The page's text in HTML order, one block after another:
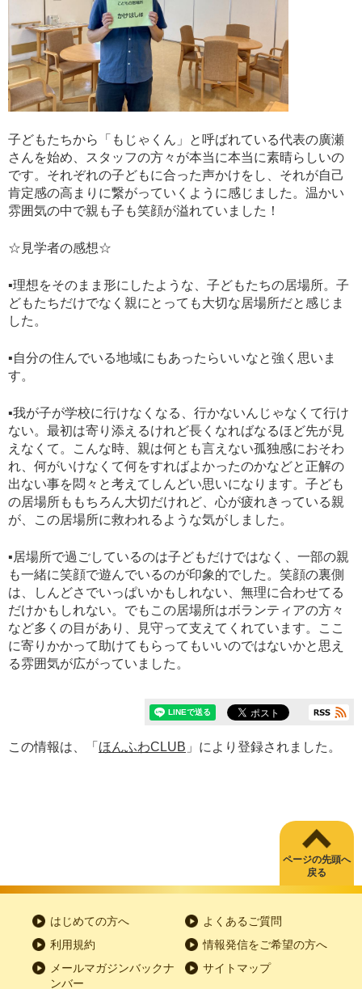
子どもたちから「もじゃくん」と呼ばれている代表の廣瀬
さんを始め、スタッフの方々が本当に本当に素晴らしいの
です。それぞれの子どもに合った声かけをし、それが自己
肯定感の高まりに繋がっていくように感じました。温かい
雰囲気の中で親も子も笑顔が溢れていました！
☆見学者の感想☆
▪︎理想をそのまま形にしたような、子どもたちの居場所。子
どもたちだけでなく親にとっても大切な居場所だと感じま
した。
▪︎自分の住んでいる地域にもあったらいいなと強く思いま
す。
▪︎我が子が学校に行けなくなる、行かないんじゃなくて行け
ない。最初は寄り添えるけれど長くなればなるほど先が見
えなくて。こんな時、親は何とも言えない孤独感におそわ
れ、何がいけなくて何をすればよかったのかなどと正解の
出ない事を悶々と考えてしんどい思いになります。子ども
の居場所ももちろん大切だけれど、心が疲れきっている親
が、この居場所に救われるような気がしました。
▪︎居場所で過ごしているのは子どもだけではなく、一部の親
も一緒に笑顔で遊んでいるのが印象的でした。笑顔の裏側
は、しんどさでいっぱいかもしれない、無理に合わせてる
だけかもしれない。でもこの居場所はボランティアの方々
など多くの目があり、見守って支えてくれています。ここ
に寄りかかって助けてもらってもいいのではないかと思え
る雰囲気が広がっていました。
この情報は、「 ほんふわCLUB 」により登録されました。
ページの先頭へ
戻る
はじめての方へ
よくあるご質問
利用規約
情報発信をご希望の方へ
メールマガジンバックナ
ンバー
サイトマップ